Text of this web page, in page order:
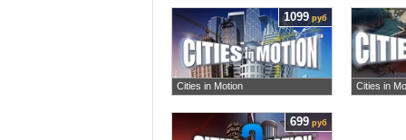
Cities in Motion
1099 руб
Cities in
699 руб